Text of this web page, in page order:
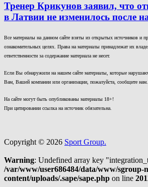
Тренер Крикунов заявил, что
в Латвии не изменилось после
Все материалы на данном сайте взяты из открытых источников и
ознакомительных целях. Права на материалы принадлежат их
ответственности за содержание материала не несет.
Если Вы обнаружили на нашем сайте материалы, которые
Вам, Вашей компании или организации, пожалуйста, сообщите нам.
На сайте могут быть опубликованы материалы 18+!
При цитировании ссылка на источник обязательна.
Copyright © 2026 Sport Group.
Warning: Undefined array key
/var/www/user686484/data/www/sgroup-
content/uploads/.sape/sape.php on line